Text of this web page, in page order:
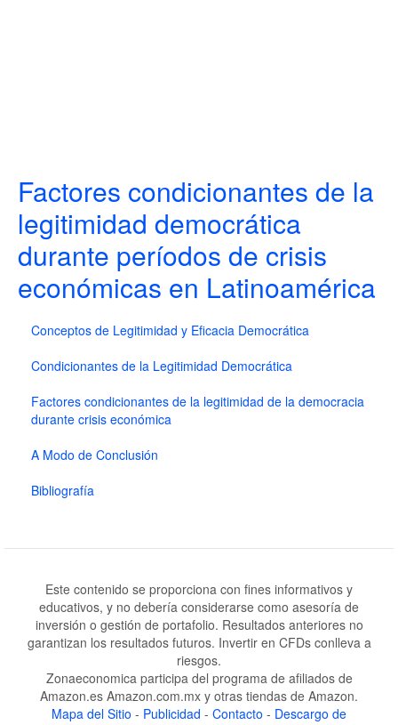
Factores condicionantes de la
legitimidad democrática
durante períodos de crisis
económicas en Latinoamérica
Conceptos de Legitimidad y Eficacia Democrática
Condicionantes de la Legitimidad Democrática
Factores condicionantes de la legitimidad de la democracia
durante crisis económica
A Modo de Conclusión
Bibliografía
Este contenido se proporciona con fines informativos y
educativos, y no debería considerarse como asesoría de
inversión o gestión de portafolio. Resultados anteriores no
garantizan los resultados futuros. Invertir en CFDs conlleva a
riesgos.
Zonaeconomica participa del programa de afiliados de
Amazon.es Amazon.com.mx y otras tiendas de Amazon.
Mapa del Sitio - Publicidad - Contacto - Descargo de